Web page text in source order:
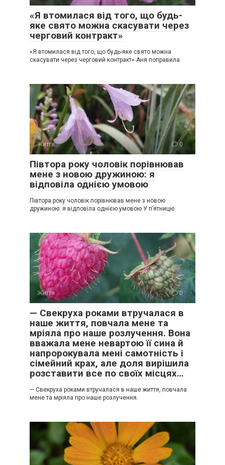
«Я втомилася від того, що будь-
яке свято можна скасувати через
черговий контракт»
«Я втомилася від того, що будь-яке свято можна
скасувати через черговий контракт» Аня поправила
Життя 0
Півтора року чоловік порівнював
мене з новою дружиною: я
відповіла однією умовою
Півтора року чоловік порівнював мене з новою
дружиною: я відповіла однією умовою У п’ятницю
Життя 0
— Свекруха роками втручалася в
наше життя, повчала мене та
мріяла про наше розлучення. Вона
вважала мене невартою її сина й
напророкувала мені самотність і
сімейний крах, але доля вирішила
розставити все по своїх місцях…
— Свекруха роками втручалася в наше життя, повчала
мене та мріяла про наше розлучення.